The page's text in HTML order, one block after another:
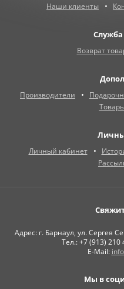
Наши клиенты
Возврат
Производители
Личный кабинет
Адрес: г. Барнаул, ул. Сергея
Тел.: +7 (913) 210
E-Mail:
Мы в